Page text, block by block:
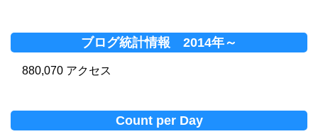
ブログ統計情報 2014年～
880,070 アクセス
Count per Day